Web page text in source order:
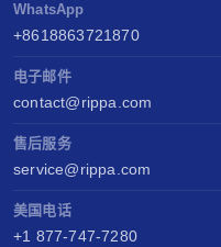
WhatsApp
+8618863721870
电子邮件
contact@rippa.com
售后服务
service@rippa.com
美国电话
+1 877-747-7280